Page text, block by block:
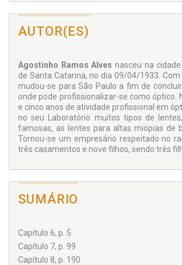
AUTOR(ES)
Agostinho Ramos Alves nasceu na
de Santa Catarina, no dia 09/04/1933.
mudou-se para São Paulo a fim de
onde pode profissionalizar-se como óptico.
e cinco anos de atividade profissional em
no seu Laboratório muitos tipos de
famosas, as lentes para altas miopias de
Tornou-se um empresário respeitado no
três casamentos e nove filhos, sendo três
SUMÁRIO
Capítulo 6, p. 5
Capítulo 7, p. 99
Capítulo 8, p. 190